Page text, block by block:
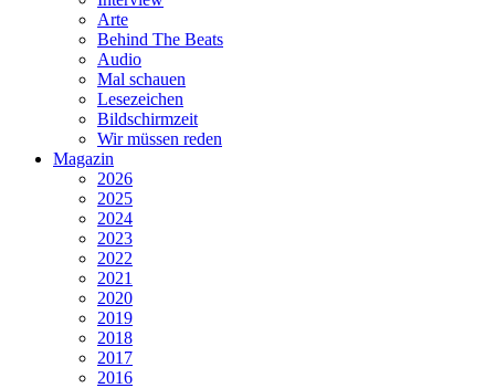
Arte
Behind The Beats
Audio
Mal schauen
Lesezeichen
Bildschirmzeit
Wir müssen reden
Magazin
2026
2025
2024
2023
2022
2021
2020
2019
2018
2017
2016